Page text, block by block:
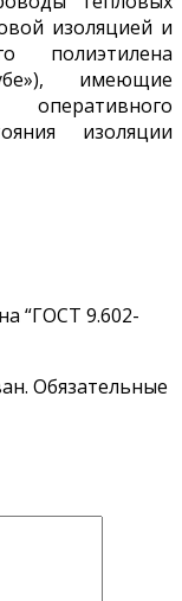
изоляцией и
полиэтилена
имеющие
изоляции
“ГОСТ 9.602-
Обязательные